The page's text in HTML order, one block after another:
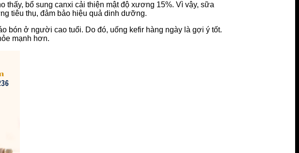
thấy, bổ sung canxi cải thiện mật độ xương 15%. Vì vậy, sữa
tiêu thụ, đảm bảo hiệu quả dinh dưỡng.
bón ở người cao tuổi. Do đó, uống kefir hàng ngày là gợi ý tốt.
mạnh hơn.